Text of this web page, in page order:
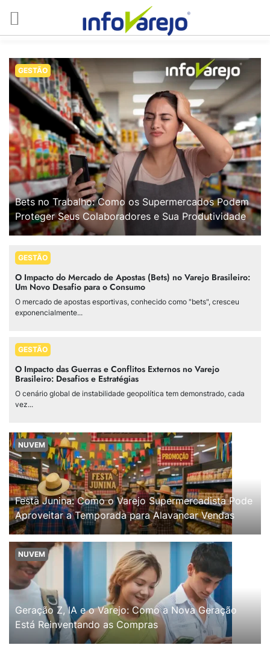
GESTÃO
Bets no Trabalho: Como os Supermercados Podem
Proteger Seus Colaboradores e Sua Produtividade
GESTÃO
O Impacto do Mercado de Apostas (Bets) no Varejo Brasileiro:
Um Novo Desafio para o Consumo
O mercado de apostas esportivas, conhecido como "bets", cresceu
exponencialmente...
GESTÃO
O Impacto das Guerras e Conflitos Externos no Varejo
Brasileiro: Desafios e Estratégias
O cenário global de instabilidade geopolítica tem demonstrado, cada
vez...
NUVEM
Festa Junina: Como o Varejo Supermercadista Pode
Aproveitar a Temporada para Alavancar Vendas
NUVEM
Geração Z, IA e o Varejo: Como a Nova Geração
Está Reinventando as Compras